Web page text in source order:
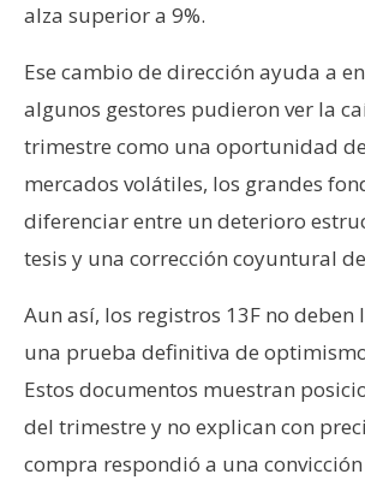
alza superior a 9%.
Ese cambio de dirección ayuda a
algunos gestores pudieron ver la
trimestre como una oportunidad
mercados volátiles, los grandes
diferenciar entre un deterioro
tesis y una corrección coyuntural
Aun así, los registros 13F no deben
una prueba definitiva de
Estos documentos muestran
del trimestre y no explican con
compra respondió a una